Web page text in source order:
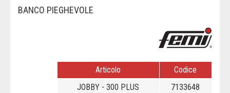
BANCO PIEGHEVOLE
Articolo
Codice
JOBBY - 300 PLUS
7133648